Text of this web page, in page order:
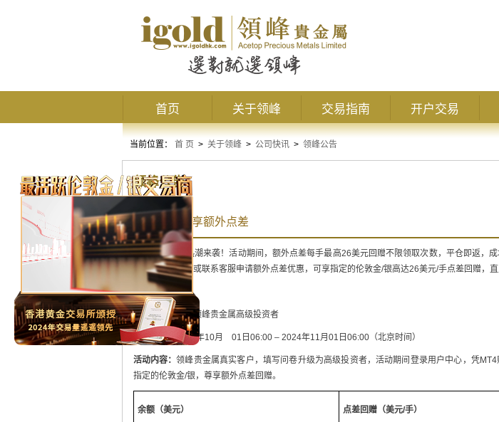
首页 关于领峰 交易指南 开户交易
当前位置： 首 页 > 关于领峰 > 公司快讯 > 领峰公告
领峰公告
10月注资尊享额外点差
10月全民炒金热潮来袭！活动期间，额外点差每手最高26美元回赠不限领取次数，平仓即返，
余额自助报名，或联系客服申请额外点差优惠，可享指定的伦敦金/银高达26美元/手点差回赠，直
活动对象：所有领峰贵金属高级投资者
活动时间：2024年10月 01日06:00 – 2024年11月01日06:00（北京时间）
活动内容：领峰贵金属真实客户，填写问卷升级为高级投资者，活动期间登录用户中心，凭
指定的伦敦金/银，尊享额外点差回赠。
余额（美元） 点差回赠（美元/手）